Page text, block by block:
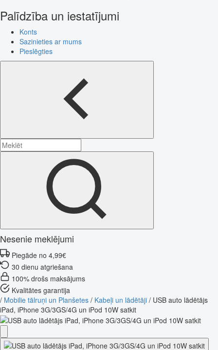
Palīdzība un iestatījumi
Konts
Sazinieties ar mums
Pieslēgties
Nesenie meklējumi
Piegāde no 4,99€
30 dienu atgriešana
100% drošs maksājums
Kvalitātes garantija
/ Mobilie tālruņi un Planšetes / Kabeļi un lādētāji / USB auto lādētājs
iPad, iPhone 3G/3GS/4G un iPod 10W satkit